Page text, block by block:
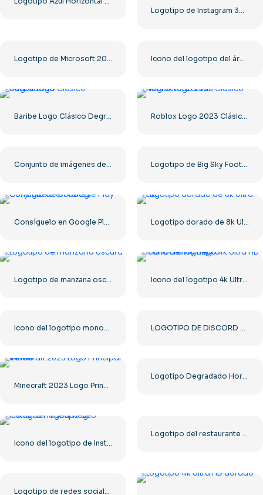
Icono del logotipo del árbol verde
Roblox Logo 2023 Clásico Negro horizontal
Logotipo de Big Sky Football con un diseño atrevido para tu colección. Descarga PNG gratis.
Icono del logotipo 4k Ultra HD monocromo negro
Logotipo Degradado Horizontal De Instagram